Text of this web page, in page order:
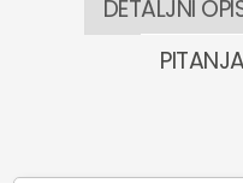
DETALJNI